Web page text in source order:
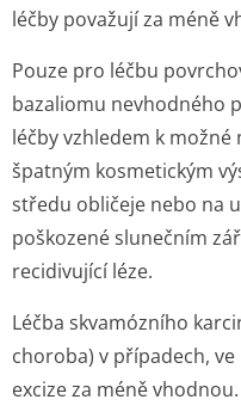
léčby považují za méně
Pouze pro léčbu
bazaliomu nevhodného
léčby vzhledem k
špatným kosmetickým
středu obličeje nebo na
poškozené slunečním
recidivující léze.
Léčba skvamózního
choroba) v případech,
excize za méně vhodnou.